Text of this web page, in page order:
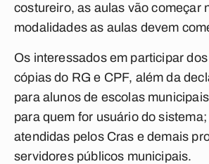
costureiro, as aulas vão começar
modalidades as aulas devem
Os interessados em participar
cópias do RG e CPF, além da
para alunos de escolas
para quem for usuário do
atendidas pelos Cras e demais
servidores públicos municipais.